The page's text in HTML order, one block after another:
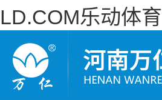
LD.COM乐动体育